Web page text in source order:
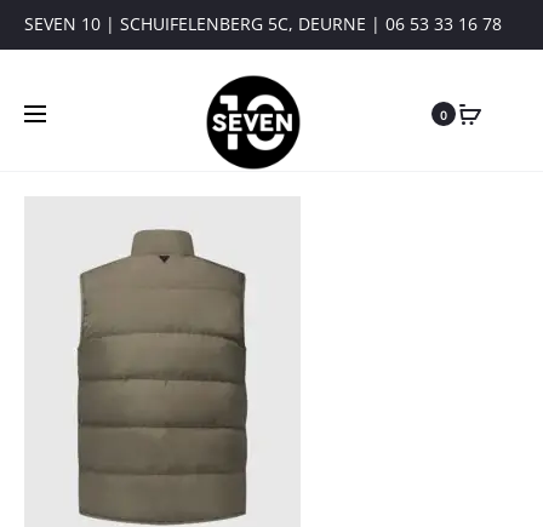
SEVEN 10 | SCHUIFELENBERG 5C, DEURNE | 06 53 33 16 78
0